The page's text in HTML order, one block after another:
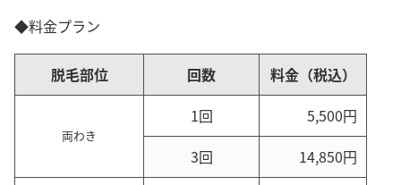
◆料金プラン
脱毛部位 回数 料金（税込）
両わき
1回
5,500円
3回
14,850円